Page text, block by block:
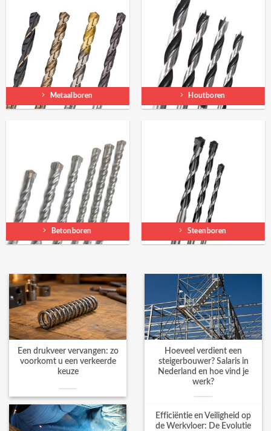
Metaalboren Houtboren
Betonboren Steenboren
Een drukveer vervangen: zo
voorkomt u een verkeerde
keuze
Hoeveel verdient een
steigerbouwer? Salaris in
Nederland en hoe vind je
werk?
Efficiëntie en Veiligheid op
de Werkvloer: De Evolutie